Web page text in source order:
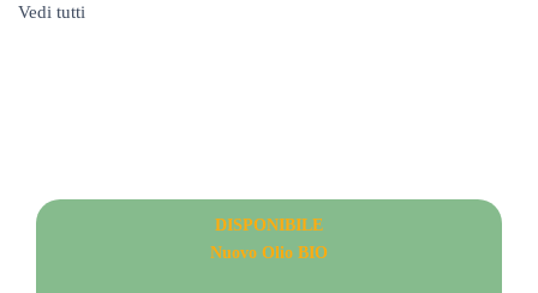
Vedi tutti
DISPONIBILE
Nuovo Olio BIO